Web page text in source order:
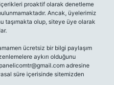
proaktif olarak denetleme
Ancak, üyelerimiz
taşımakta olup, siteye üye olarak
ücretsiz bir bilgi paylaşım
aykırı olduğunu
adresine
süre içerisinde sitemizden